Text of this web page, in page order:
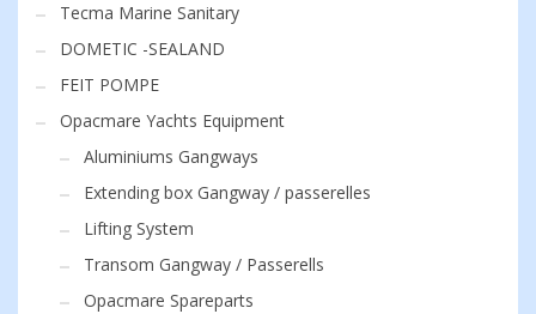
Tecma Marine Sanitary
DOMETIC -SEALAND
FEIT POMPE
Opacmare Yachts Equipment
Aluminiums Gangways
Extending box Gangway / passerelles
Lifting System
Transom Gangway / Passerells
Opacmare Spareparts